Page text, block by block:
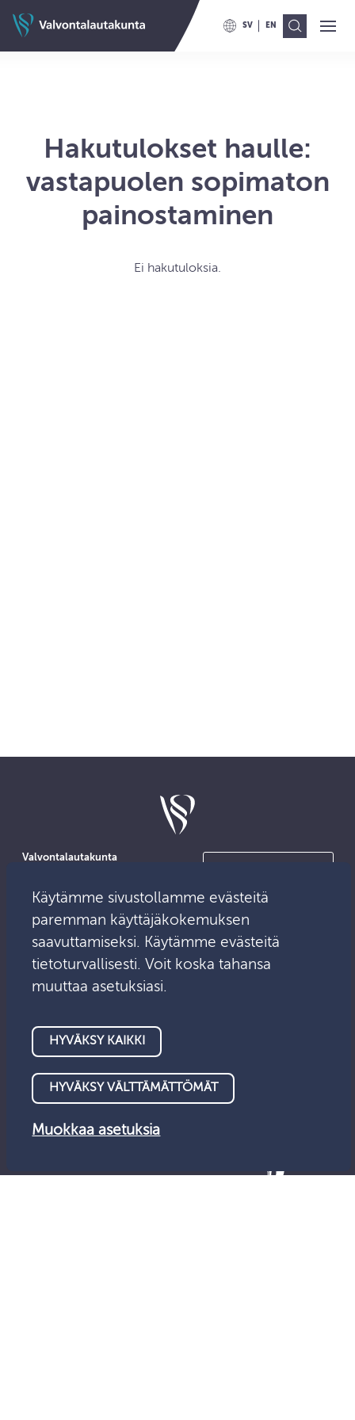
Valvontalautakunnan etusivulleSV
VAIHDA KIELELLE SWITCH
EN
VAIHDA KIELELLE
Hakutulokset haulle:
vastapuolen sopimaton
painostaminen
Ei hakutuloksia.
Valvontalautakunta
Käyntiosoite:
Sähköposti:
info@valvontalautakunta.fi
Medialle
Asiointipalvelu
Käytämme sivustollamme evästeitä
paremman käyttäjäkokemuksen
saavuttamiseksi. Käytämme evästeitä
tietoturvallisesti. Voit koska tahansa
muuttaa asetuksiasi.
HYVÄKSY VÄLTTÄMÄTTÖMÄT
HYVÄKSY KAIKKI
Muokkaa asetuksia